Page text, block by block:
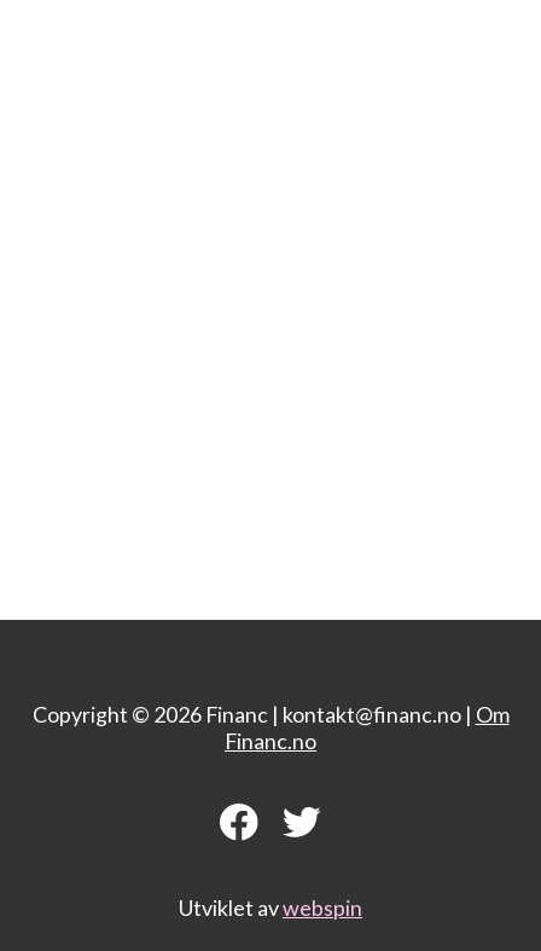
Copyright © 2026 Financ | kontakt@financ.no | Om
Financ.no
Utviklet avwebspin